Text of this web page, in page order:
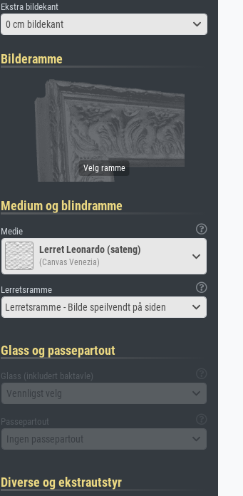
Ekstra bildekant
0 cm bildekant
Bilderamme
Medium og blindramme
Medie
Lerret Leonardo (sateng)
(Canvas Venezia)
Lerretsramme
Lerretsramme - Bilde speilvendt på siden
Glass og passepartout
Glass (inkludert baktavle)
Vennligst velg
Passepartout
Ingen passepartout
Diverse og ekstrautstyr